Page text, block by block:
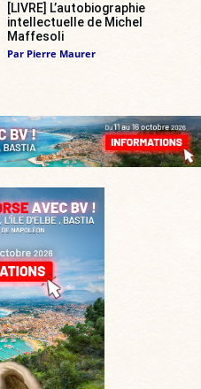
[LIVRE] L’autobiographie
intellectuelle de Michel
Maffesoli
Par Pierre Maurer